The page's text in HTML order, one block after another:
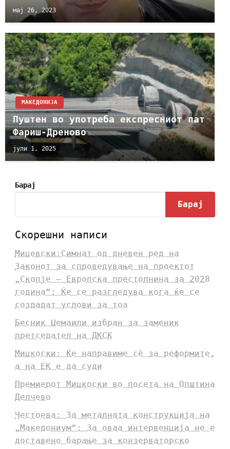
мај 26, 2023
МАКЕДОНИЈА
Пуштен во употреба експресниот пат
Фариш-Дреново
јули 1, 2025
Барај
Барај
Скорешни написи
Мицевски:Симнат од дневен ред на
Законот за спроведување на проектот
„Скопје – Европска престолнина за 2028
година“: Ќе се разгледува кога ќе се
создадат услови за тоа
Бесник Џемаили избран за заменик
претседател на ДКСК
Мицкоски: Ќе направиме сè за реформите,
а на ЕК е да суди
Премиерот Мицкоски во посета на Општина
Делчево
Честоева: За металната конструкција на
„Македониум“: За оваа интервенција не е
доставено барање за конзерваторско